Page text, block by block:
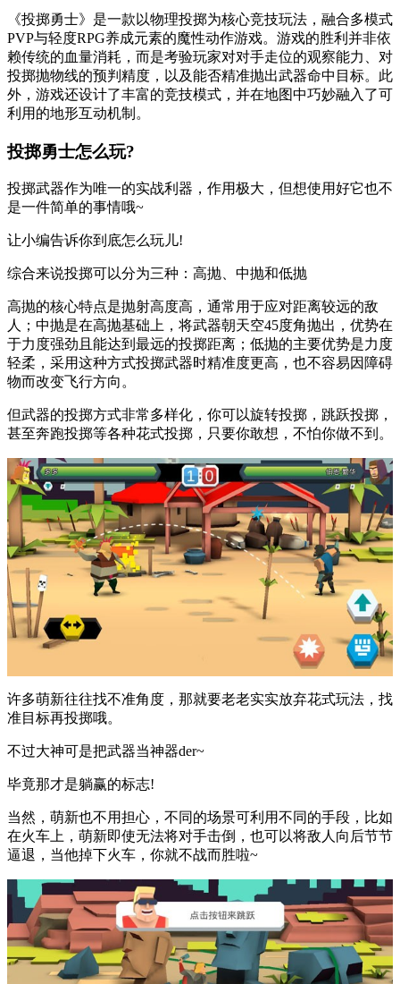
《投掷勇士》是一款以物理投掷为核心竞技玩法，融合多模式
PVP与轻度RPG养成元素的魔性动作游戏。游戏的胜利并非依
赖传统的血量消耗，而是考验玩家对对手走位的观察能力、对
投掷抛物线的预判精度，以及能否精准抛出武器命中目标。此
外，游戏还设计了丰富的竞技模式，并在地图中巧妙融入了可
利用的地形互动机制。
投掷勇士怎么玩?
投掷武器作为唯一的实战利器，作用极大，但想使用好它也不
是一件简单的事情哦~
让小编告诉你到底怎么玩儿!
综合来说投掷可以分为三种：高抛、中抛和低抛
高抛的核心特点是抛射高度高，通常用于应对距离较远的敌
人；中抛是在高抛基础上，将武器朝天空45度角抛出，优势在
于力度强劲且能达到最远的投掷距离；低抛的主要优势是力度
轻柔，采用这种方式投掷武器时精准度更高，也不容易因障碍
物而改变飞行方向。
但武器的投掷方式非常多样化，你可以旋转投掷，跳跃投掷，
甚至奔跑投掷等各种花式投掷，只要你敢想，不怕你做不到。
许多萌新往往找不准角度，那就要老老实实放弃花式玩法，找
准目标再投掷哦。
不过大神可是把武器当神器der~
毕竟那才是躺赢的标志!
当然，萌新也不用担心，不同的场景可利用不同的手段，比如
在火车上，萌新即使无法将对手击倒，也可以将敌人向后节节
逼退，当他掉下火车，你就不战而胜啦~